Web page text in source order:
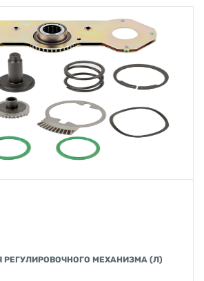
РЕГУЛИРОВОЧНОГО МЕХАНИЗМА (Л)